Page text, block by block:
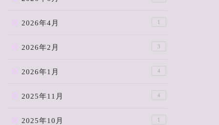
2026年4月 1
2026年2月 3
2026年1月 4
2025年11月 4
2025年10月 1